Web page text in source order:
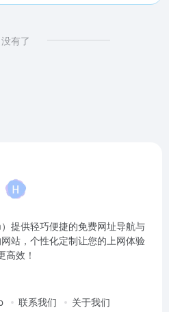
没有了
提供轻巧便捷的免费网址导航与
站，个性化定制让您的上网体验
高效！
联系我们 关于我们